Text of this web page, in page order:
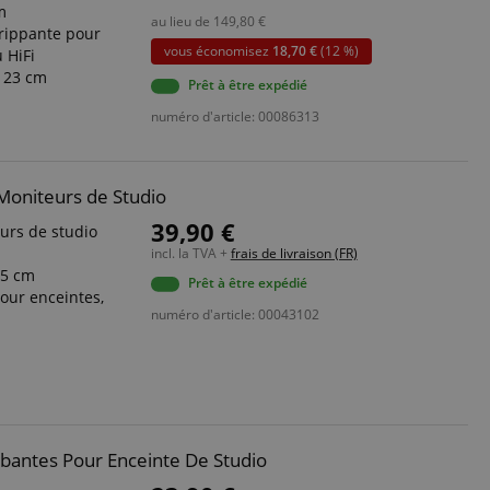
pour
HiFi
cm
au lieu de 149,80 €
vous économisez 18,70 €(12 %)
Prêt à être expédié
numéro d'article: 00086313
de Studio
de studio
cm
enceintes,
39,90 €
incl. la TVA + frais de livraison (FR)
Prêt à être expédié
numéro d'article: 00043102
Pour Enceinte De Studio
Script.com
consent
Cookie-
work properly.
user session
It
client. Il
pour calculer
les rapports
sont utilisés